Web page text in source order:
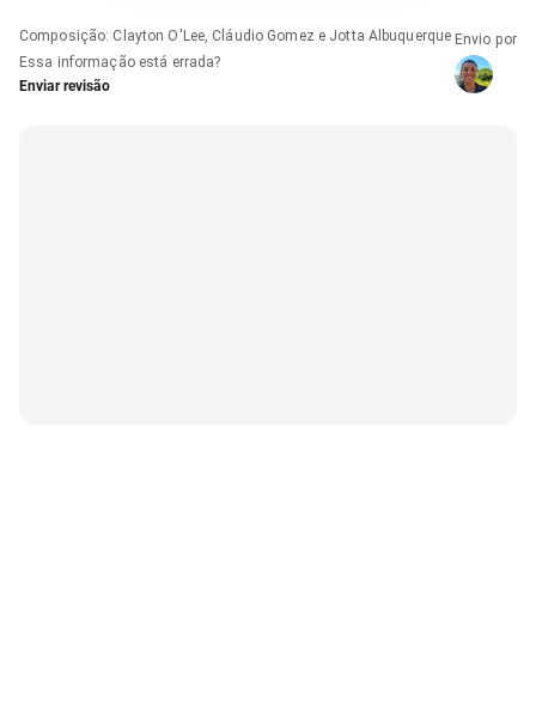
Composição: Clayton O'Lee, Cláudio Gomez e Jotta Albuquerque
Essa informação está errada?
Enviar revisão
Envio por